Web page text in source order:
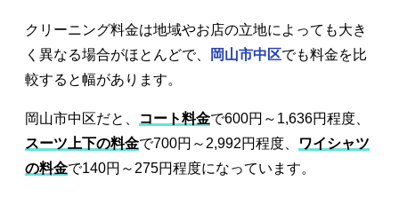
クリーニング料金は地域やお店の立地によっても大き
く異なる場合がほとんどで、
岡山市中区でも料金を比
較すると幅があります。
岡山市中区だと、 コート料金で600円～1,636円程度、
スーツ上下の料金で700円～2,992円程度、
ワイシャツ
の料金で140円～275円程度になっています。